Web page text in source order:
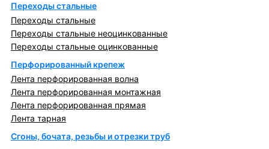
Переходы стальные
Переходы стальные
Переходы стальные неоцинкованные
Переходы стальные оцинкованные
Перфорированный крепеж
Лента перфорированная волна
Лента перфорированная монтажная
Лента перфорированная прямая
Лента тарная
Сгоны, бочата, резьбы и отрезки труб